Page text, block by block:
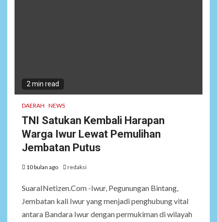
2 min read
DAERAH NEWS
TNI Satukan Kembali Harapan
Warga Iwur Lewat Pemulihan
Jembatan Putus
10 bulan ago redaksi
SuaraINetizen.Com -Iwur, Pegunungan Bintang,
Jembatan kali Iwur yang menjadi penghubung vital
antara Bandara Iwur dengan permukiman di wilayah